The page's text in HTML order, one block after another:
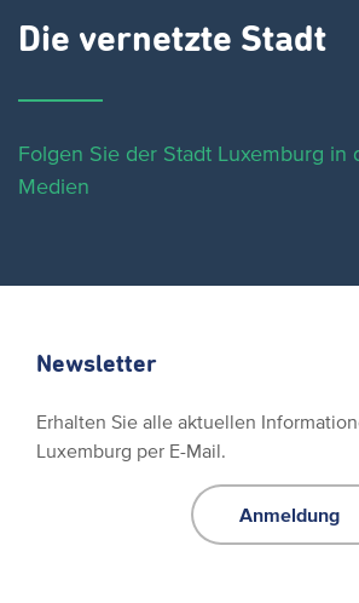
Die vernetzte Stadt
Folgen Sie der Stadt Luxemburg in
Medien
Newsletter
Erhalten Sie alle aktuellen
Luxemburg per E-Mail.
Anmeldung